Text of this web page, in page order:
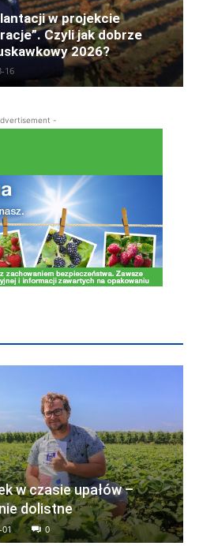
w projekcie
Czyli jak dobrze
2026?
16
-
w czasie upałów –
dolistne
0